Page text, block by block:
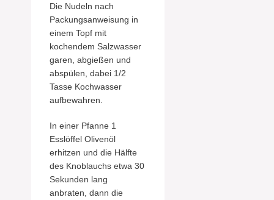
Die Nudeln nach
Packungsanweisung in
einem Topf mit
kochendem Salzwasser
garen, abgießen und
abspülen, dabei 1/2
Tasse Kochwasser
aufbewahren.
In einer Pfanne 1
Esslöffel Olivenöl
erhitzen und die Hälfte
des Knoblauchs etwa 30
Sekunden lang
anbraten, dann die